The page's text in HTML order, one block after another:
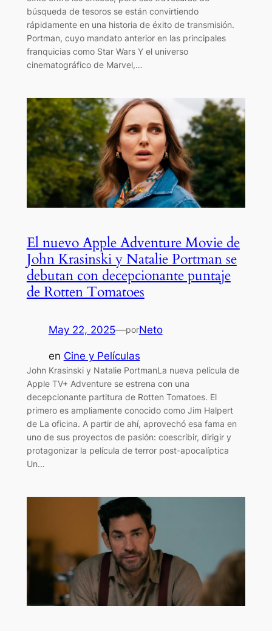
búsqueda de tesoros se están convirtiendo
rápidamente en una historia de éxito de transmisión.
Portman, cuyo mandato anterior en las principales
franquicias como Star Wars Y el universo
cinematográfico de Marvel,…
El nuevo Apple Adventure Movie de
John Krasinski y Natalie Portman se
debutan con decepcionante puntaje
de Rotten Tomatoes
May 22, 2025—porNeto
en Cine y Películas
John Krasinski y Natalie PortmanLa nueva película de
Apple TV+ Adventure se estrena con una
decepcionante partitura de Rotten Tomatoes. El
primero es ampliamente conocido como Jim Halpert
de La oficina. A partir de ahí, aprovechó esa fama en
uno de sus proyectos de pasión: coescribir, dirigir y
protagonizar la película de terror post-apocalíptica
Un…